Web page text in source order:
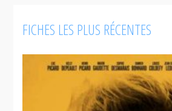
FICHES LES PLUS RÉCENTES